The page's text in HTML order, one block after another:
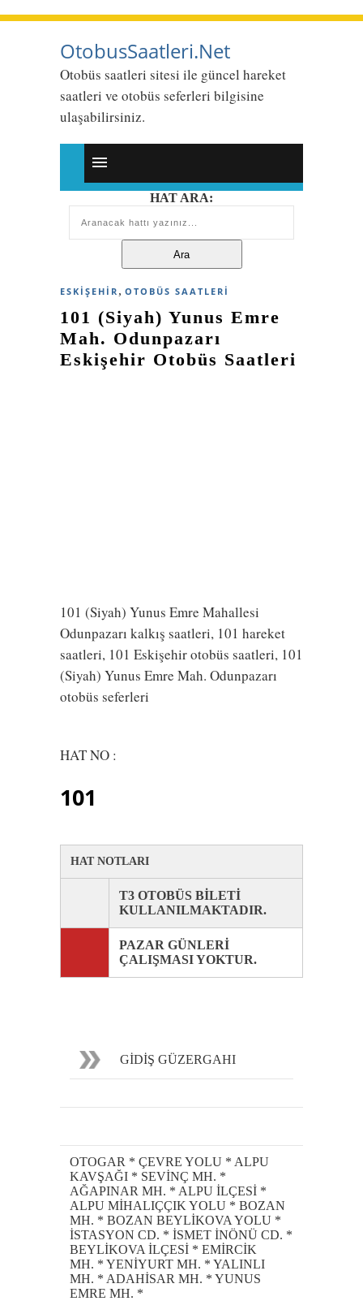
OtobusSaatleri.Net
Otobüs saatleri sitesi ile güncel hareket
saatleri ve otobüs seferleri bilgisine
ulaşabilirsiniz.
HAT ARA:
ESKIŞEHIR , OTOBÜS SAATLERI
101 (Siyah) Yunus Emre
Mah. Odunpazarı
Eskişehir Otobüs Saatleri
101 (Siyah) Yunus Emre Mahallesi
Odunpazarı kalkış saatleri, 101 hareket
saatleri, 101 Eskişehir otobüs saatleri, 101
(Siyah) Yunus Emre Mah. Odunpazarı
otobüs seferleri
HAT NO :
101
HAT NOTLARI
T3 OTOBÜS BİLETİ
KULLANILMAKTADIR.
PAZAR GÜNLERİ
ÇALIŞMASI YOKTUR.
GİDİŞ GÜZERGAHI
OTOGAR * ÇEVRE YOLU * ALPU
KAVŞAĞI * SEVİNÇ MH. *
AĞAPINAR MH. * ALPU İLÇESİ *
ALPU MİHALIÇÇIK YOLU * BOZAN
MH. * BOZAN BEYLİKOVA YOLU *
İSTASYON CD. * İSMET İNÖNÜ CD. *
BEYLİKOVA İLÇESİ * EMİRCİK
MH. * YENİYURT MH. * YALINLI
MH. * ADAHİSAR MH. * YUNUS
EMRE MH. *